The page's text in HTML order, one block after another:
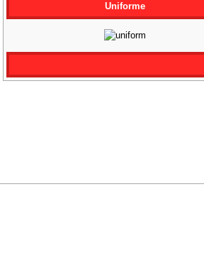
Uniforme